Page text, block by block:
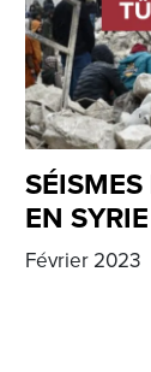
EN SYRIE
Février 2023